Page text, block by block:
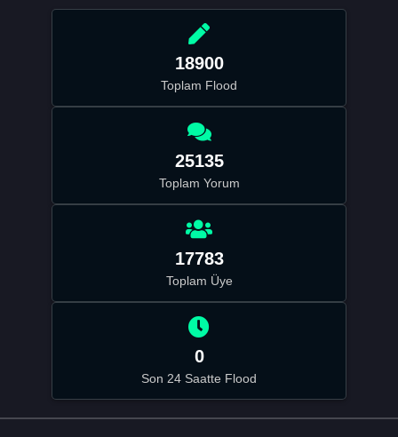
18900
Toplam Flood
25135
Toplam Yorum
17783
Toplam Üye
0
Son 24 Saatte Flood